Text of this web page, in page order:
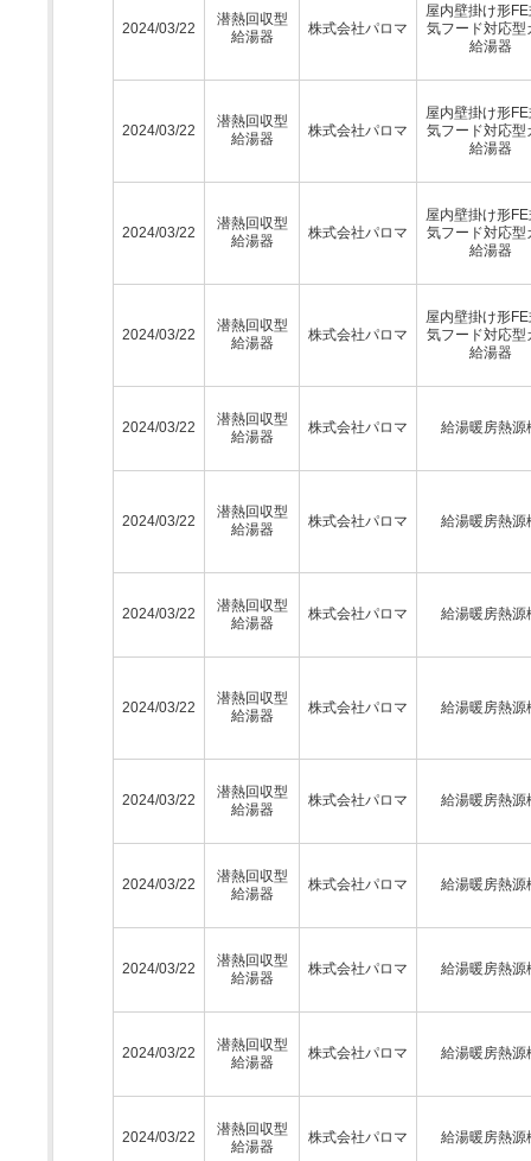
2024/03/22
潜熱回収型
給湯器
株式会社パロマ
屋内壁掛け形
気フード対応型
給湯器
2024/03/22
潜熱回収型
給湯器
株式会社パロマ
屋内壁掛け形
気フード対応型
給湯器
2024/03/22
潜熱回収型
給湯器
株式会社パロマ
屋内壁掛け形
気フード対応型
給湯器
2024/03/22
潜熱回収型
給湯器
株式会社パロマ
屋内壁掛け形
気フード対応型
給湯器
2024/03/22
潜熱回収型
給湯器
株式会社パロマ 給湯暖房熱源
2024/03/22
潜熱回収型
給湯器
株式会社パロマ 給湯暖房熱源
2024/03/22
潜熱回収型
給湯器
株式会社パロマ 給湯暖房熱源
2024/03/22
潜熱回収型
給湯器
株式会社パロマ 給湯暖房熱源
2024/03/22
潜熱回収型
給湯器
株式会社パロマ 給湯暖房熱源
2024/03/22
潜熱回収型
給湯器
株式会社パロマ 給湯暖房熱源
2024/03/22
潜熱回収型
給湯器
株式会社パロマ 給湯暖房熱源
2024/03/22
潜熱回収型
給湯器
株式会社パロマ 給湯暖房熱源
2024/03/22
潜熱回収型
給湯器
株式会社パロマ 給湯暖房熱源